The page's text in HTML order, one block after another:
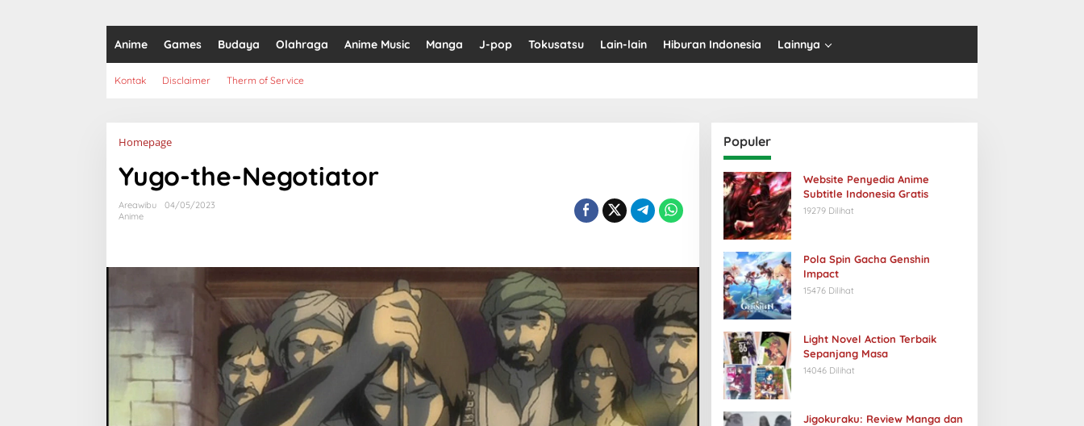
Anime Games Budaya Olahraga Anime Music Manga J-pop Tokusatsu Lain-lain Hiburan Indonesia Lainnya
Kontak Disclaimer Therm of Service
HomepageLampiran
Yugo-the-Negotiator
Areawibu
04/05/2023
Anime
Populer
Website Penyedia Anime
Subtitle Indonesia Gratis
19279 Dilihat
Pola Spin Gacha Genshin
Impact
15476 Dilihat
Light Novel Action Terbaik
Sepanjang Masa
14046 Dilihat
Jigokuraku: Review Manga dan